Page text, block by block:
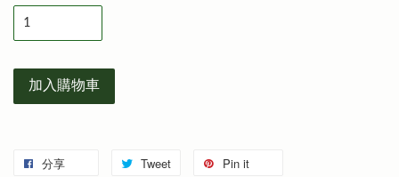
加入購物車
分享 Tweet Pin it